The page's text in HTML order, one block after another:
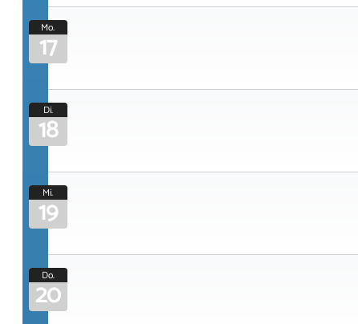
Mo.
17
Di.
18
Mi.
19
Do.
20